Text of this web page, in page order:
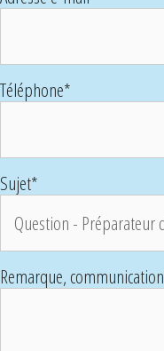
Téléphone*
Sujet*
Remarque, communication